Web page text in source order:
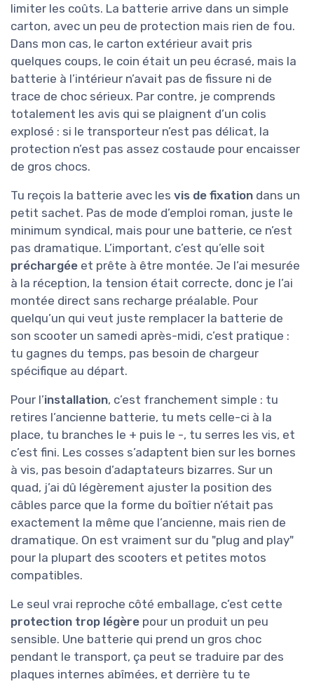
limiter les coûts. La batterie arrive dans un simple
carton, avec un peu de protection mais rien de fou.
Dans mon cas, le carton extérieur avait pris
quelques coups, le coin était un peu écrasé, mais la
batterie à l’intérieur n’avait pas de fissure ni de
trace de choc sérieux. Par contre, je comprends
totalement les avis qui se plaignent d’un colis
explosé : si le transporteur n’est pas délicat, la
protection n’est pas assez costaude pour encaisser
de gros chocs.
Tu reçois la batterie avec les vis de fixation dans un
petit sachet. Pas de mode d’emploi roman, juste le
minimum syndical, mais pour une batterie, ce n’est
pas dramatique. L’important, c’est qu’elle soit
préchargée et prête à être montée. Je l’ai mesurée
à la réception, la tension était correcte, donc je l’ai
montée direct sans recharge préalable. Pour
quelqu’un qui veut juste remplacer la batterie de
son scooter un samedi après-midi, c’est pratique :
tu gagnes du temps, pas besoin de chargeur
spécifique au départ.
Pour l’installation, c’est franchement simple : tu
retires l’ancienne batterie, tu mets celle-ci à la
place, tu branches le + puis le -, tu serres les vis, et
c’est fini. Les cosses s’adaptent bien sur les bornes
à vis, pas besoin d’adaptateurs bizarres. Sur un
quad, j’ai dû légèrement ajuster la position des
câbles parce que la forme du boîtier n’était pas
exactement la même que l’ancienne, mais rien de
dramatique. On est vraiment sur du "plug and play"
pour la plupart des scooters et petites motos
compatibles.
Le seul vrai reproche côté emballage, c’est cette
protection trop légère pour un produit un peu
sensible. Une batterie qui prend un gros choc
pendant le transport, ça peut se traduire par des
plaques internes abîmées, et derrière tu te